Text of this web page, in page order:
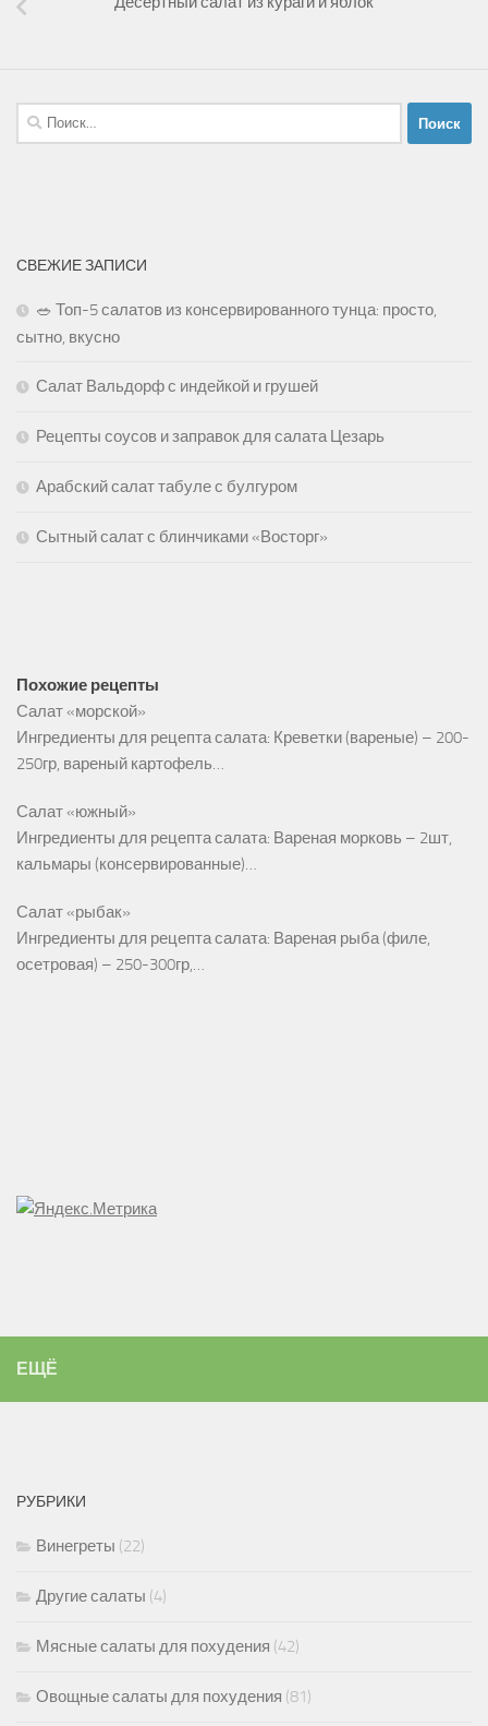
Найти:
СВЕЖИЕ ЗАПИСИ
🥗 Топ-5 салатов из консервированного тунца: просто,
сытно, вкусно
Салат Вальдорф с индейкой и грушей
Рецепты соусов и заправок для салата Цезарь
Арабский салат табуле с булгуром
Сытный салат с блинчиками «Восторг»
Похожие рецепты
Салат «морской»
Ингредиенты для рецепта салата: Креветки (вареные) – 200-
250гр, вареный картофель…
Салат «южный»
Ингредиенты для рецепта салата: Вареная морковь – 2шт,
кальмары (консервированные)…
Салат «рыбак»
Ингредиенты для рецепта салата: Вареная рыба (филе,
осетровая) – 250-300гр,…
ЕЩЁ
РУБРИКИ
Винегреты (22)
Другие салаты (4)
Мясные салаты для похудения (42)
Овощные салаты для похудения (81)